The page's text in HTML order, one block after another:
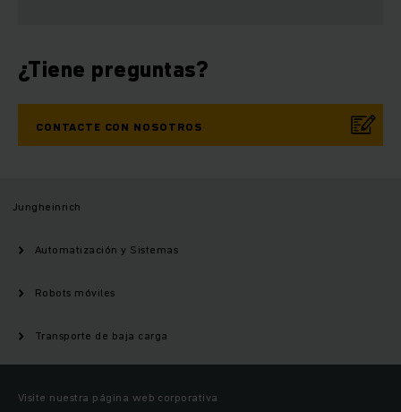
¿Tiene preguntas?
CONTACTE CON NOSOTROS
Jungheinrich
Automatización y Sistemas
Robots móviles
Transporte de baja carga
Visite nuestra página web corporativa